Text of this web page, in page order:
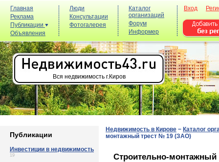
Главная
Реклама
Публикации
Объявления
Люди
Консультации
Фотогалерея
Каталог
организаций
Форум
Информер
Вход
Вся недвижимость г.Киров
Публикации
Инвестиции в недвижимость
19
Недвижимость в Кирове − Каталог
монтажный трест № 19 (ЗАО)
Строительно-